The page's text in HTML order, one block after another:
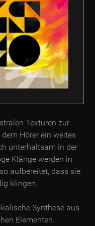
Texturen zur
Hörer ein weites
unterhaltsam in der
Klänge werden in
aufbereitet, dass sie
klingen.
Synthese aus
Elementen.